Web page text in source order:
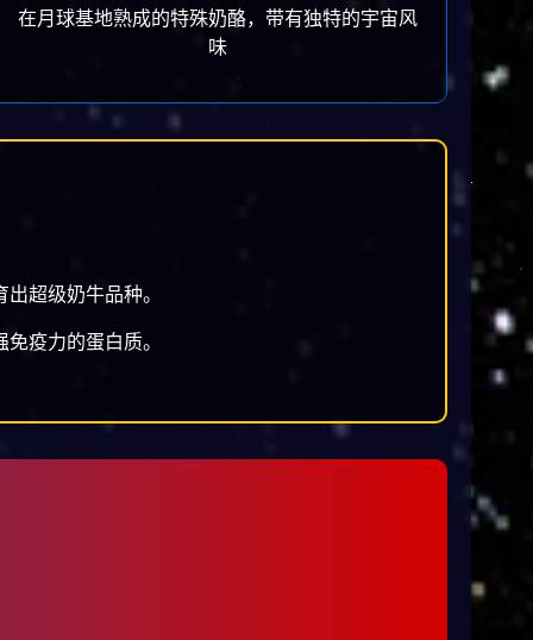
在月球基地熟成的特殊奶酪，带有独特的宇宙风
味
超级奶牛品种。
疫力的蛋白质。